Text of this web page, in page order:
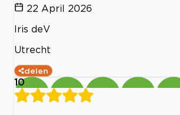
22 April 2026
Iris deV
Utrecht
delen
10